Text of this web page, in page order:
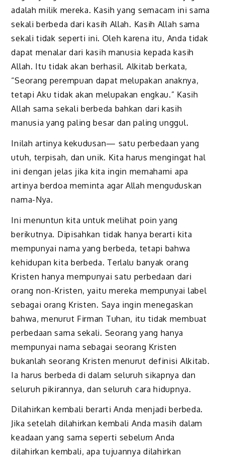
adalah milik mereka. Kasih yang semacam ini sama
sekali berbeda dari kasih Allah. Kasih Allah sama
sekali tidak seperti ini. Oleh karena itu, Anda tidak
dapat menalar dari kasih manusia kepada kasih
Allah. Itu tidak akan berhasil. Alkitab berkata,
“Seorang perempuan dapat melupakan anaknya,
tetapi Aku tidak akan melupakan engkau.” Kasih
Allah sama sekali berbeda bahkan dari kasih
manusia yang paling besar dan paling unggul.
Inilah artinya kekudusan—­ satu perbedaan yang
utuh, terpisah, dan unik. Kita harus mengingat hal
ini dengan jelas jika kita ingin memahami apa
artinya berdoa meminta agar Allah menguduskan
nama-Nya.
Ini menuntun kita untuk melihat poin yang
berikutnya. Dipisahkan tidak hanya berarti kita
mempunyai nama yang berbeda, tetapi bahwa
kehidupan kita berbeda. Terlalu banyak orang
Kristen hanya mempunyai satu perbedaan dari
orang non-Kristen, yaitu mereka mempunyai label
sebagai orang Kristen. Saya ingin menegaskan
bahwa, menurut Firman Tuhan, itu tidak membuat
perbedaan sama sekali. Seorang yang hanya
mempunyai nama sebagai seorang Kristen
bukanlah seorang Kristen menurut definisi Alkitab.
Ia harus berbeda di dalam seluruh sikapnya dan
seluruh pikirannya, dan seluruh cara hidupnya.
Dilahirkan kembali berarti Anda menjadi berbeda.
Jika setelah dilahirkan kembali Anda masih dalam
keadaan yang sama seperti sebelum Anda
dilahirkan kembali, apa tujuannya dilahirkan